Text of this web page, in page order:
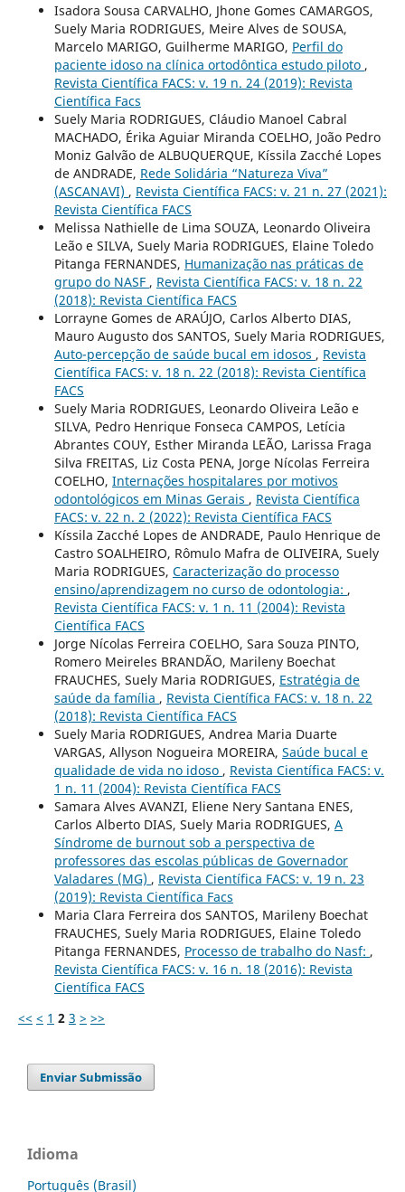
Isadora Sousa CARVALHO, Jhone Gomes CAMARGOS,
Suely Maria RODRIGUES, Meire Alves de SOUSA,
Marcelo MARIGO, Guilherme MARIGO, Perfil do
paciente idoso na clínica ortodôntica estudo piloto ,
Revista Científica FACS: v. 19 n. 24 (2019): Revista
Científica Facs
Suely Maria RODRIGUES, Cláudio Manoel Cabral
MACHADO, Érika Aguiar Miranda COELHO, João Pedro
Moniz Galvão de ALBUQUERQUE, Kíssila Zacché Lopes
de ANDRADE, Rede Solidária “Natureza Viva”
(ASCANAVI) , Revista Científica FACS: v. 21 n. 27 (2021):
Revista Científica FACS
Melissa Nathielle de Lima SOUZA, Leonardo Oliveira
Leão e SILVA, Suely Maria RODRIGUES, Elaine Toledo
Pitanga FERNANDES, Humanização nas práticas de
grupo do NASF , Revista Científica FACS: v. 18 n. 22
(2018): Revista Científica FACS
Lorrayne Gomes de ARAÚJO, Carlos Alberto DIAS,
Mauro Augusto dos SANTOS, Suely Maria RODRIGUES,
Auto-percepção de saúde bucal em idosos , Revista
Científica FACS: v. 18 n. 22 (2018): Revista Científica
FACS
Suely Maria RODRIGUES, Leonardo Oliveira Leão e
SILVA, Pedro Henrique Fonseca CAMPOS, Letícia
Abrantes COUY, Esther Miranda LEÃO, Larissa Fraga
Silva FREITAS, Liz Costa PENA, Jorge Nícolas Ferreira
COELHO, Internações hospitalares por motivos
odontológicos em Minas Gerais , Revista Científica
FACS: v. 22 n. 2 (2022): Revista Científica FACS
Kíssila Zacché Lopes de ANDRADE, Paulo Henrique de
Castro SOALHEIRO, Rômulo Mafra de OLIVEIRA, Suely
Maria RODRIGUES, Caracterização do processo
ensino/aprendizagem no curso de odontologia: ,
Revista Científica FACS: v. 1 n. 11 (2004): Revista
Científica FACS
Jorge Nícolas Ferreira COELHO, Sara Souza PINTO,
Romero Meireles BRANDÃO, Marileny Boechat
FRAUCHES, Suely Maria RODRIGUES, Estratégia de
saúde da família , Revista Científica FACS: v. 18 n. 22
(2018): Revista Científica FACS
Suely Maria RODRIGUES, Andrea Maria Duarte
VARGAS, Allyson Nogueira MOREIRA, Saúde bucal e
qualidade de vida no idoso , Revista Científica FACS: v.
1 n. 11 (2004): Revista Científica FACS
Samara Alves AVANZI, Eliene Nery Santana ENES,
Carlos Alberto DIAS, Suely Maria RODRIGUES, A
Síndrome de burnout sob a perspectiva de
professores das escolas públicas de Governador
Valadares (MG) , Revista Científica FACS: v. 19 n. 23
(2019): Revista Científica Facs
Maria Clara Ferreira dos SANTOS, Marileny Boechat
FRAUCHES, Suely Maria RODRIGUES, Elaine Toledo
Pitanga FERNANDES, Processo de trabalho do Nasf: ,
Revista Científica FACS: v. 16 n. 18 (2016): Revista
Científica FACS
<< < 1 2 3 > >>
Enviar Submissão
Idioma
Português (Brasil)